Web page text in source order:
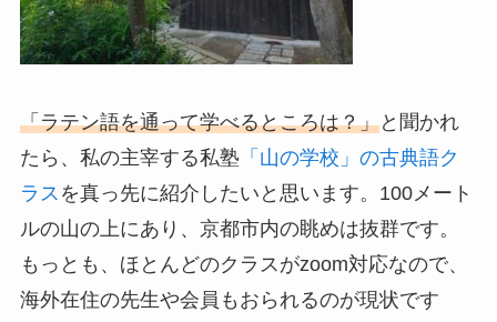
「ラテン語を通って学べるところは？」と聞かれ
たら、私の主宰する私塾 「山の学校」の古典語ク
ラス を真っ先に紹介したいと思います。100メート
ルの山の上にあり、京都市内の眺めは抜群です。
もっとも、ほとんどのクラスがzoom対応なので、
海外在住の先生や会員もおられるのが現状です